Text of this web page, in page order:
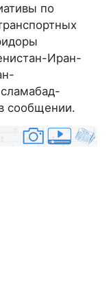
по
Иран-
сообщении.